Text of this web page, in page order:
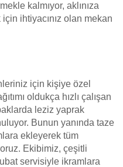
kalmıyor, aklınıza
ihtiyacınız olan mekan
için kişiye özel
oldukça hızlı çalışan
leziz yaprak
Bunun yanında taze
ekleyerek tüm
Ekibimiz, çeşitli
servisiyle ikramlara